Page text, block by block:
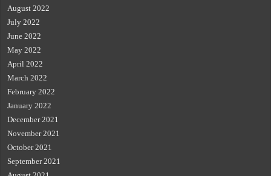
August 2022
July 2022
June 2022
May 2022
April 2022
March 2022
February 2022
January 2022
December 2021
November 2021
October 2021
September 2021